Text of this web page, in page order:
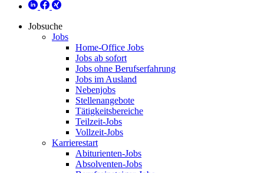
Jobsuche
Jobs
Home-Office Jobs
Jobs ab sofort
Jobs ohne Berufserfahrung
Jobs im Ausland
Nebenjobs
Stellenangebote
Tätigkeitsbereiche
Teilzeit-Jobs
Vollzeit-Jobs
Karrierestart
Abiturienten-Jobs
Absolventen-Jobs